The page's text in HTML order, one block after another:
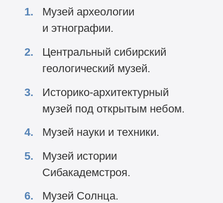
Музей археологии
и этнографии.
Центральный сибирский
геологический музей.
Историко-архитектурный
музей под открытым небом.
Музей науки и техники.
Музей истории
Сибакадемстроя.
Музей Солнца.